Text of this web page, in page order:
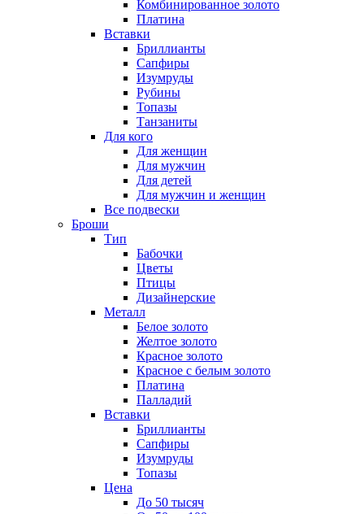
Комбинированное золото
Платина
Вставки
Бриллианты
Сапфиры
Изумруды
Рубины
Топазы
Танзаниты
Для кого
Для женщин
Для мужчин
Для детей
Для мужчин и женщин
Все подвески
Броши
Тип
Бабочки
Цветы
Птицы
Дизайнерские
Металл
Белое золото
Желтое золото
Красное золото
Красное с белым золото
Платина
Палладий
Вставки
Бриллианты
Сапфиры
Изумруды
Топазы
Цена
До 50 тысяч